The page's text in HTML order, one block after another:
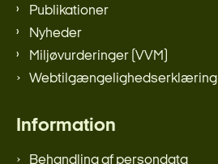
Publikationer
Nyheder
Miljøvurderinger (VVM)
Webtilgængelighedserklæring
Information
Behandling af persondata